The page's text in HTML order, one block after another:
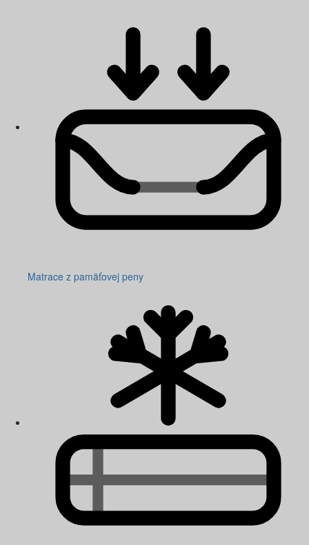
Matrace z pamäťovej peny